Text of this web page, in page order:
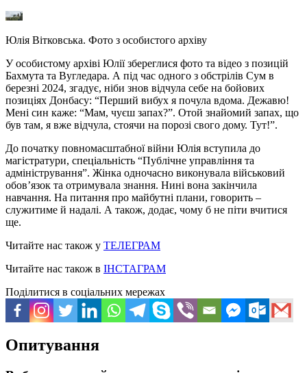
Юлія Вітковська. Фото з особистого архіву
У особистому архіві Юлії збереглися фото та відео з позицій
Бахмута та Вугледара. А під час одного з обстрілів Сум в
березні 2024, згадує, ніби знов відчула себе на бойових
позиціях Донбасу: “Перший вибух я почула вдома. Дежавю!
Мені син каже: “Мам, чуєш запах?”. Отой знайомий запах, що
був там, я вже відчула, стоячи на порозі свого дому. Тут!”.
До початку повномасштабної війни Юлія вступила до
магістратури, спеціальність “Публічне управління та
адміністрування”. Жінка одночасно виконувала військовий
обов’язок та отримувала знання. Нині вона закінчила
навчання. На питання про майбутні плани, говорить –
служитиме й надалі. А також, додає, чому б не піти вчитися
ще.
Читайте нас також у ТЕЛЕГРАМ
Читайте нас також в ІНСТАГРАМ
Поділитися в соціальних мережах
Опитування